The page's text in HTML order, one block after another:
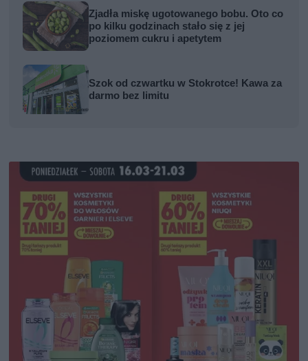
Zjadła miskę ugotowanego bobu. Oto co
po kilku godzinach stało się z jej
poziomem cukru i apetytem
Szok od czwartku w Stokrotce! Kawa za
darmo bez limitu